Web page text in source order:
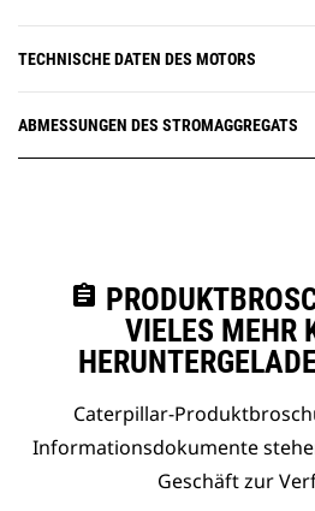
TECHNISCHE DATEN DES MOTORS
ABMESSUNGEN DES STROMAGGREGATS
assignment
VIELES MEHR
Caterpillar-
Informationsdokumente
Geschäft zur